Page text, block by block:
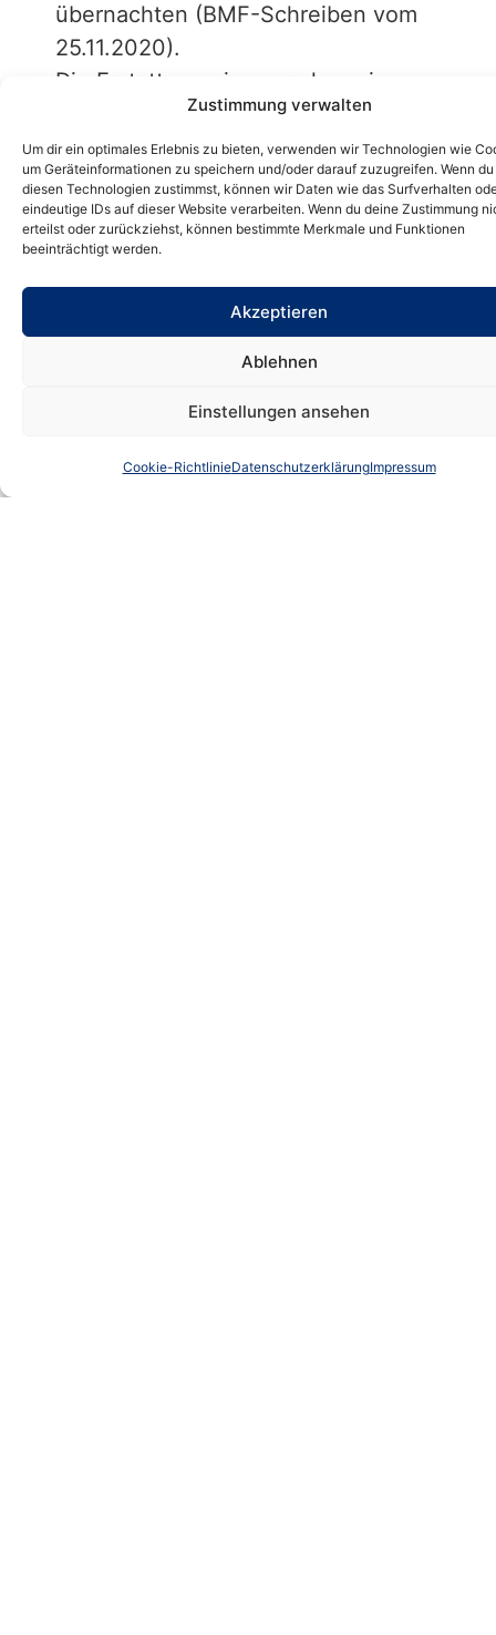
Zustimmung verwalten
Um dir ein optimales Erlebnis zu bieten, verwenden wir Technologien wie
um Geräteinformationen zu speichern und/oder darauf zuzugreifen. Wenn du
diesen Technologien zustimmst, können wir Daten wie das Surfverhalten
eindeutige IDs auf dieser Website verarbeiten. Wenn du deine Zustimmung
erteilst oder zurückziehst, können bestimmte Merkmale und Funktionen
beeinträchtigt werden.
Akzeptieren
Ablehnen
Einstellungen ansehen
Cookie-RichtlinieDatenschutzerklärungImpressum
übernachten (BMF-Schreiben vom
25.11.2020).
Die Erstattung eines nachgewiesenen
höheren Mehraufwands ist alternativ zur
Übernachtungspauschale möglich.
Die besondere Lkw-
Übernachtungspauschale ist zu
unterscheiden von der allgemeinen
Übernachtungspauschale. Für jede
Übernachtung im Inland darf der
Inland 20 € gem. R 9.7 Abs. 3 LStR). Ein
insoweit nicht möglich.